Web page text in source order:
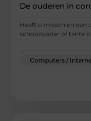
De ouderen in
Heeft u misschien een
schoonvader of tante
...
Computers /